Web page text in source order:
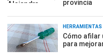
provincia
HERRAMIENTAS
Cómo afilar
para